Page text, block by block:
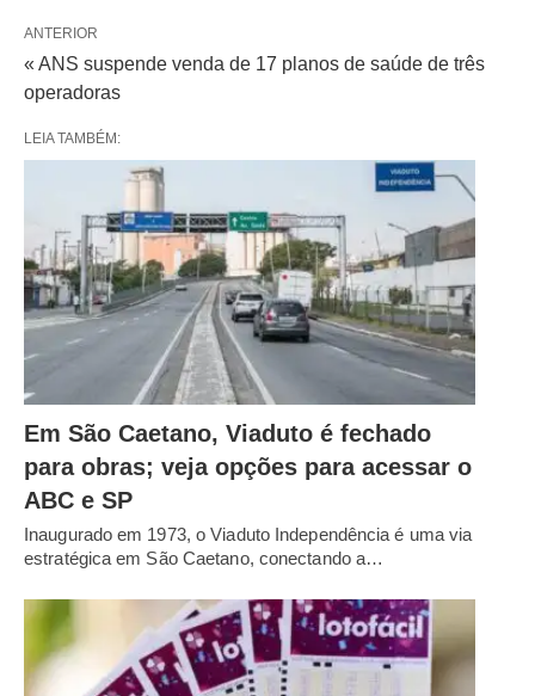
ANTERIOR
« ANS suspende venda de 17 planos de saúde de três
operadoras
LEIA TAMBÉM:
Em São Caetano, Viaduto é fechado
para obras; veja opções para acessar o
ABC e SP
Inaugurado em 1973, o Viaduto Independência é uma via
estratégica em São Caetano, conectando a…